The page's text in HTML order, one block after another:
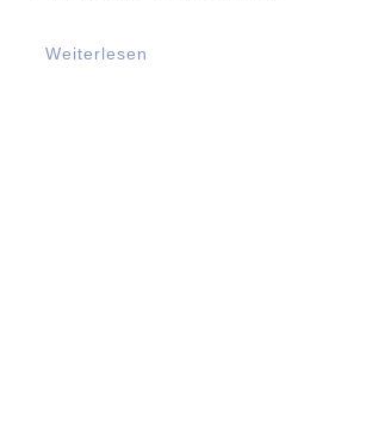
Weiterlesen